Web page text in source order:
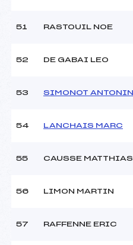
51 RASTOUIL NOE
52 DE GABAI LEO
53 SIMONOT ANTONIN
54 LANCHAIS MARC
55 CAUSSE MATTHIAS
56 LIMON MARTIN
57 RAFFENNE ERIC